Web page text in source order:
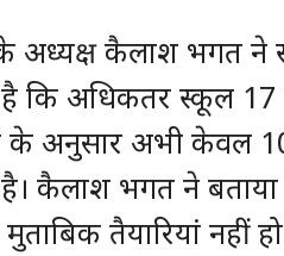
कैलाश भगत ने
है कि अधिकतर स्कूल
के अनुसार अभी केवल
कैलाश भगत ने बताया
तैयारियां नहीं हो